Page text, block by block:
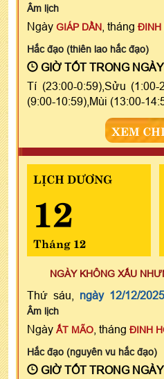
Âm lịch
Ngày GIÁP DẦN , tháng ĐINH
Hắc đạo (thiên lao hắc đạo)
GIỜ TỐT TRONG
Tí (23:00-0:59),Sửu (1:00-
(9:00-10:59),Mùi (13:00-
XEM
LỊCH DƯƠNG
12
Tháng 12
NGÀY KHÔNG XẤU
Thứ sáu, ngày 12/12/2025
Âm lịch
Ngày ẤT MÃO , tháng ĐINH
Hắc đạo (nguyên vu hắc đạo)
GIỜ TỐT TRONG